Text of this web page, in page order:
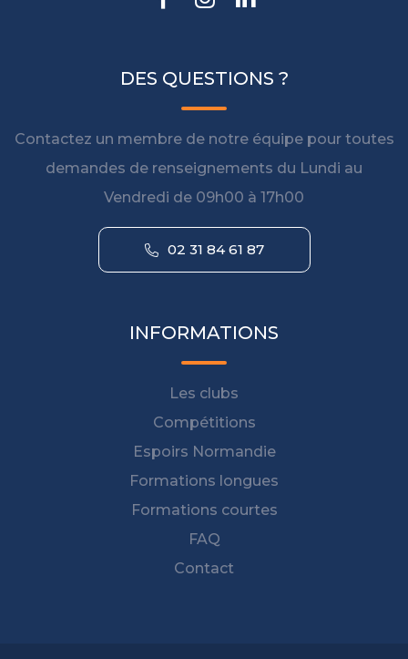
DES QUESTIONS ?
Contactez un membre de notre équipe pour toutes
demandes de renseignements du Lundi au
Vendredi de 09h00 à 17h00
02 31 84 61 87
INFORMATIONS
Les clubs
Compétitions
Espoirs Normandie
Formations longues
Formations courtes
FAQ
Contact